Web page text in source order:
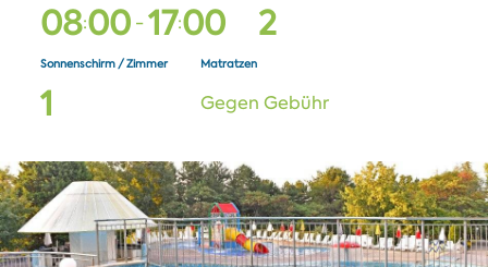
08:00-17:00 2
Sonnenschirm / Zimmer
1
Matratzen
Gegen Gebühr